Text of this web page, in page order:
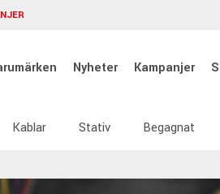
Nyheter Kampanjer
Kablar Stativ Begagnat